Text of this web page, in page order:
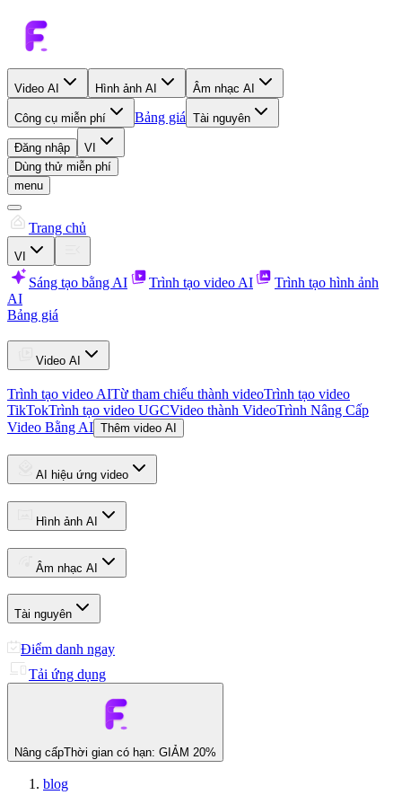
Video AI Hình ảnh AI Âm nhạc AI
Công cụ miễn phí Bảng giá Tài nguyên
Đăng nhập
VI
Dùng thử miễn phí
menu
Trang chủ
VI
Sáng tạo bằng AI Trình tạo video AI
Trình tạo hình ảnh
AI
Bảng giá
Video AI
Trình tạo video AITừ tham chiếu thành videoTrình tạo video
TikTokTrình tạo video UGCVideo thành VideoTrình Nâng Cấp
Video Bằng AI Thêm video AI
AI hiệu ứng video
Hình ảnh AI
Âm nhạc AI
Tài nguyên
Điểm danh ngay
Tải ứng dụng
Nâng cấpThời gian có hạn: GIẢM 20%
blog